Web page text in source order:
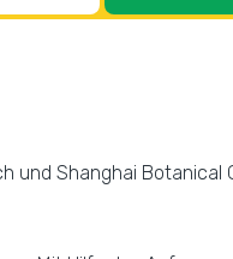
und Shanghai Botanical